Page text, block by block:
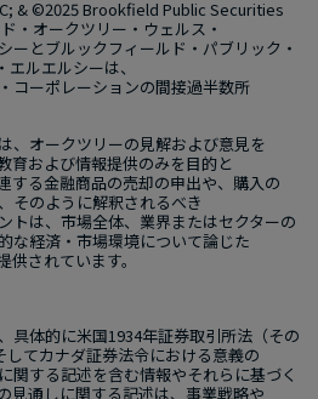
& ©2025 Brookfield Public Securities
・オークツリー・ウェルス・
ーと​ブルックフィールド・パブリック・
ルエルシーは、​
コーポレーションの​間接過半数所​
、​オークツリーの​見解および​意見を​
育および​情報提供のみを​目的と​
する​金融商品の​売却の​申出や、​購入の​
そのように​解釈されるべき​
トは、​市場全体、​業界または​セクターの​
な​経済・市場環境に​ついて​論じた​
されています。
具体的に​米国1934年証券取引所法​（​その​
して​カナ​ダ証券法令に​おける​意義の​
関する​記述を​含む​情報や​それらに​基づく​
見通しに​関する​記述は、​事業戦略や​